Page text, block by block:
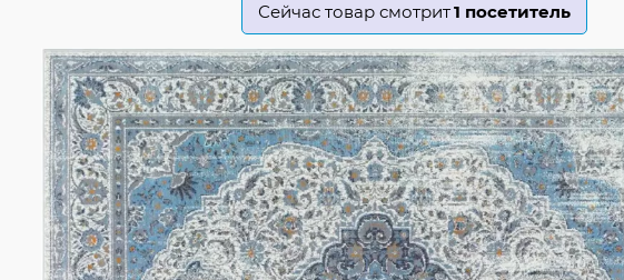
Сейчас товар смотрит1 посетитель